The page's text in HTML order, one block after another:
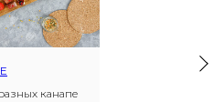
канапе